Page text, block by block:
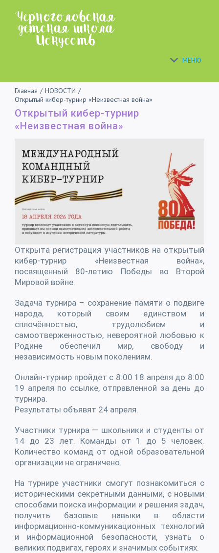
content
МЕНЮ
Главная / НОВОСТИ /
Открытый кибер-турнир «Неизвестная война»
Открытый кибер-турнир
«Неизвестная война»
Открыта регистрация участников на открытый
кибер-турнир «Неизвестная война»,
посвященный 80-летию Победы во Второй
Мировой войне.
Задача турнира – сохранение памяти о подвиге
народа, который своим единством и
сплочённостью, трудолюбием и
самоотверженностью, невероятной любовью к
Родине обеспечил мир, свободу и
независимость новым поколениям.
Онлайн-турнир пройдет с 8:00 18 апреля до 8:00
19 апреля по ссылке, отправленной за день до
турнира.
Результаты объявят 24 апреля.
Участники турнира — школьники и студенты от
14 до 23 лет. Команды от 1 до 5 человек.
Количество команд от одной образовательной
организации не ограничено.
На турнире участники смогут познакомиться с
историческими секретными данными, с новыми
способами поиска информации и решения задач,
получить базовые навыки в области
информационно-коммуникационных технологий
и информационной безопасности, узнать о
великих подвигах, героях и значимых событиях.